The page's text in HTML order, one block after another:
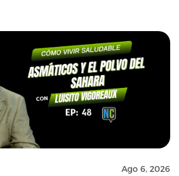
Ago 6, 2026